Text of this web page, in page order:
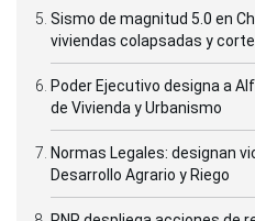
Sismo de magnitud 5.0 en
viviendas colapsadas y
Poder Ejecutivo designa a
de Vivienda y Urbanismo
Normas Legales: designan
Desarrollo Agrario y Riego